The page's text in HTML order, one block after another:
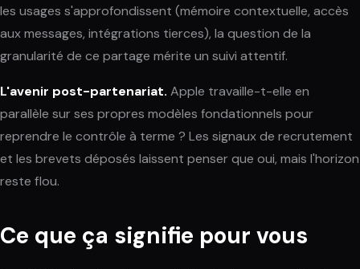
les usages s'approfondissent (mémoire contextuelle, accès
aux messages, intégrations tierces), la question de la
granularité de ce partage mérite un suivi attentif.
L'avenir post-partenariat. Apple travaille-t-elle en
parallèle sur ses propres modèles fondationnels pour
reprendre le contrôle à terme ? Les signaux de recrutement
et les brevets déposés laissent penser que oui, mais l'horizon
reste flou.
Ce que ça signifie pour vous